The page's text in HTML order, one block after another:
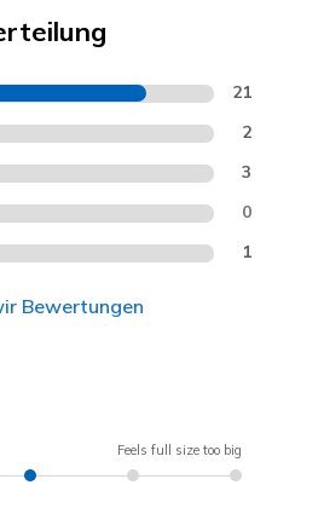
21
2
3
0
1
Bewertungen
Feels full size too big